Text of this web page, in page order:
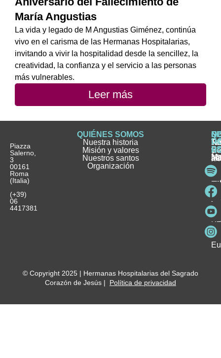
María Angustias
La vida y legado de M Angustias Giménez, continúa
vivo en el carisma de las Hermanas Hospitalarias,
invitando a vivir la hospitalidad desde la sencillez, la
creatividad, la confianza y el servicio a las personas
más vulnerables.
Leer más
Piazza
Salerno,
3
00161
Roma
(Italia)
(+39)
06
4417381
QUIÉNES SOMOS
Nuestra historia
Misión y valores
Nuestros santos
Organización
e
y
y
© Copyright 2025 | Hermanas Hospitalarias del Sagrado
Corazón de Jesús | Política de privacidad